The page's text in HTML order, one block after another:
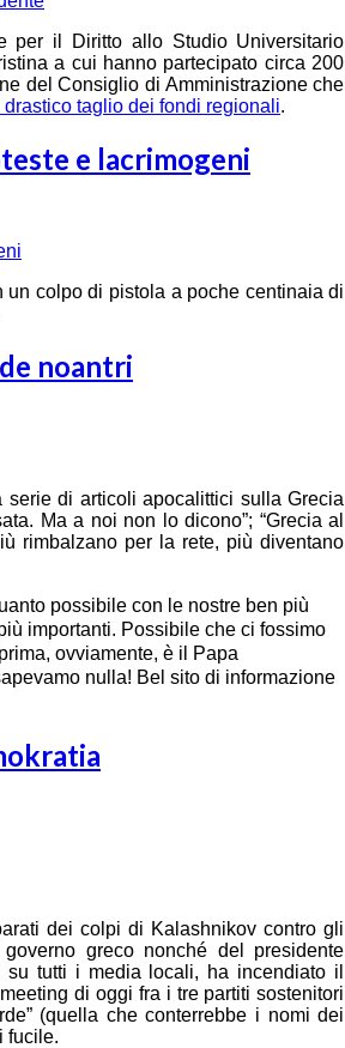
per il Diritto allo Studio Universitario
a cui hanno partecipato circa 200
del Consiglio di Amministrazione che
taglio dei fondi regionali.
e lacrimogeni
colpo di pistola a poche centinaia di
noantri
serie di articoli apocalittici sulla Grecia
Ma a noi non lo dicono”; “Grecia al
rimbalzano per la rete, più diventano
possibile con le nostre ben più
importanti. Possibile che ci fossimo
ovviamente, è il Papa
nulla! Bel sito di informazione
dei colpi di Kalashnikov contro gli
greco nonché del presidente
tutti i media locali, ha incendiato il
di oggi fra i tre partiti sostenitori
(quella che conterrebbe i nomi dei
fucile.